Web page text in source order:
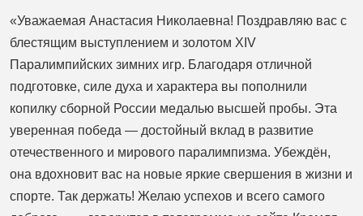
«Уважаемая Анастасия Николаевна! Поздравляю вас с
блестящим выступлением и золотом XIV
Паралимпийских зимних игр. Благодаря отличной
подготовке, силе духа и характера вы пополнили
копилку сборной России медалью высшей пробы. Эта
уверенная победа — достойный вклад в развитие
отечественного и мирового паралимпизма. Убеждён,
она вдохновит вас на новые яркие свершения в жизни и
спорте. Так держать! Желаю успехов и всего самого